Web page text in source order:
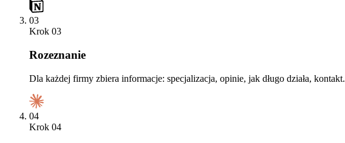
03
Krok 03
Rozeznanie
Dla każdej firmy zbiera informacje: specjalizacja, opinie, jak długo działa, kontakt.
04
Krok 04